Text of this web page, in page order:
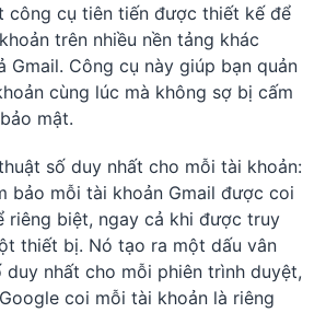
công cụ tiên tiến được thiết kế để
trên nhiều nền tảng khác
Gmail. Công cụ này giúp bạn quản
cùng lúc mà không sợ bị cấm
mật.
số duy nhất cho mỗi tài khoản:
bảo mỗi tài khoản Gmail được coi
riêng biệt, ngay cả khi được truy
thiết bị. Nó tạo ra một dấu vân
nhất cho mỗi phiên trình duyệt,
coi mỗi tài khoản là riêng